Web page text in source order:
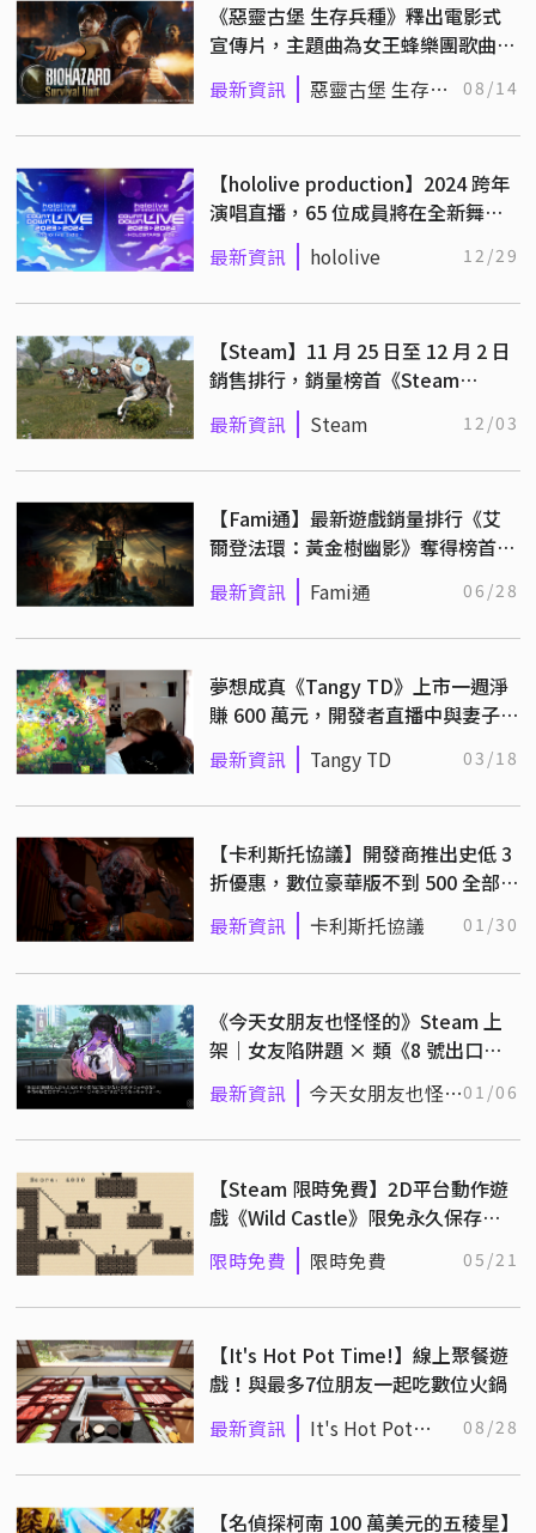
《惡靈古堡 生存兵種》釋出電影式
宣傳片，主題曲為女王蜂樂團歌曲
「山狩り」！
最新資訊
惡靈古堡 生存兵
08/14
【hololive production】2024 跨年
演唱直播，65 位成員將在全新舞臺
陪你倒數！
最新資訊 hololive 12/29
【Steam】11 月 25 日至 12 月 2 日
銷售排行，銷量榜首《Steam
Deck》
最新資訊 Steam 12/03
【Fami通】最新遊戲銷量排行《艾
爾登法環：黃金樹幽影》奪得榜首！
（6/17~6/23）
最新資訊 Fami通 06/28
夢想成真《Tangy TD》上市一週淨
賺 600 萬元，開發者直播中與妻子相
擁喜極而泣！
最新資訊 Tangy TD 03/18
【卡利斯托協議】開發商推出史低 3
折優惠，數位豪華版不到 500 全部一
次擁有！
最新資訊 卡利斯托協議 01/30
《今天女朋友也怪怪的》Steam 上
架｜女友陷阱題 × 類《8 號出口》
尋找異變遊戲
最新資訊
今天女朋友也怪怪01/06
【Steam 限時免費】2D平台動作遊
戲《Wild Castle》限免永久保存
限時免費 限時免費 05/21
【It's Hot Pot Time!】線上聚餐遊
戲！與最多7位朋友一起吃數位火鍋
最新資訊
It's Hot Pot
08/28
【名偵探柯南 100 萬美元的五稜星】